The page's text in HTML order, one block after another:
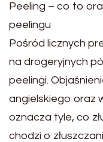
Peeling – co to
peelingu
Pośród licznych
na drogeryjnych
peelingi.
angielskiego oraz
oznacza tyle, co
chodzi o